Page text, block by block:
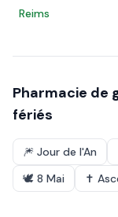
Reims
Pharmacie de
fériés
🎆 Jour de l'An
🕊️ 8 Mai ✝️